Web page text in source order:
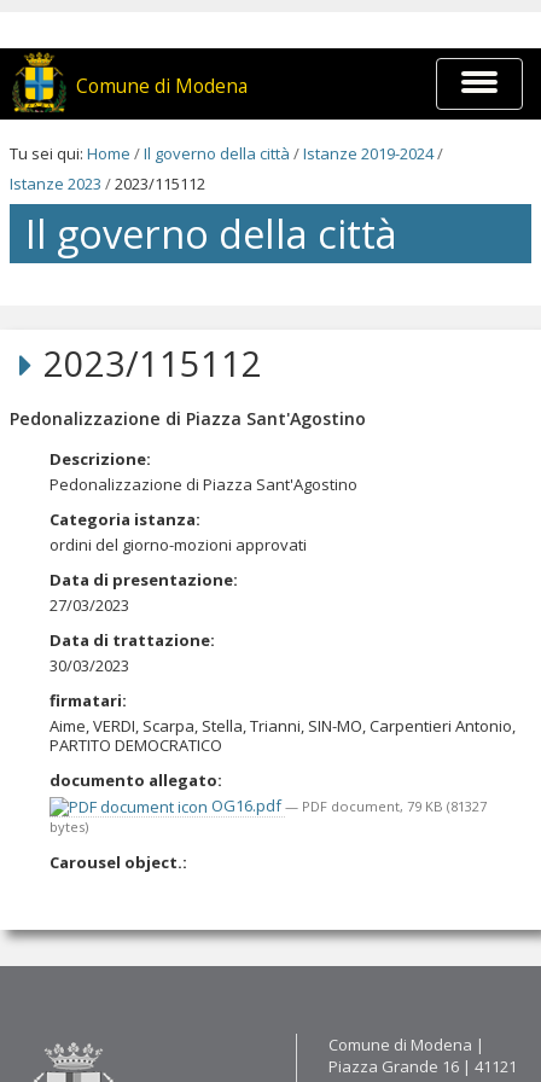
contenuti.
Salta
alla
Comune di Modena
Espandi
barra
di
Tu sei qui: Home /Il governo della città /Istanze 2019-2024/
Istanze 2023 /2023/115112
Il governo della città
Salta
navigazione
2023/115112
Pedonalizzazione di Piazza Sant'Agostino
Descrizione:
Pedonalizzazione di Piazza Sant'Agostino
Categoria istanza:
ordini del giorno-mozioni approvati
Data di presentazione:
27/03/2023
Data di trattazione:
30/03/2023
firmatari:
Aime, VERDI, Scarpa, Stella, Trianni, SIN-MO, Carpentieri Antonio,
PARTITO DEMOCRATICO
documento allegato:
OG16.pdf— PDF document, 79 KB (81327
bytes)
Carousel object.:
Contatti
Comune di Modena |
Piazza Grande 16 | 41121